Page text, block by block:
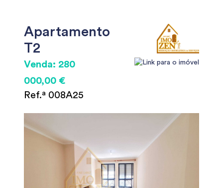
Apartamento
T2
Venda: 280
000,00 €
Ref.ª 008A25